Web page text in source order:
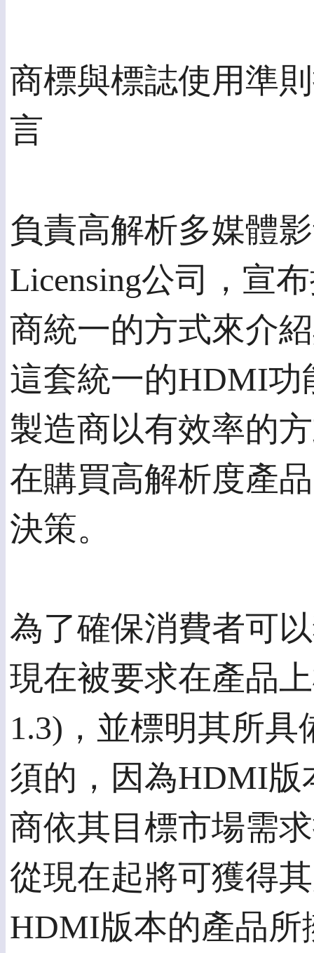
商標與標誌使用準
言
負責高解析多媒體
Licensing公司，宣
商統一的方式來介
這套統一的HDMI功
製造商以有效率的
在購買高解析度產
決策。
為了確保消費者可
現在被要求在產品
1.3)，並標明其所
須的，因為HDMI版
商依其目標市場需
從現在起將可獲得
HDMI版本的產品所